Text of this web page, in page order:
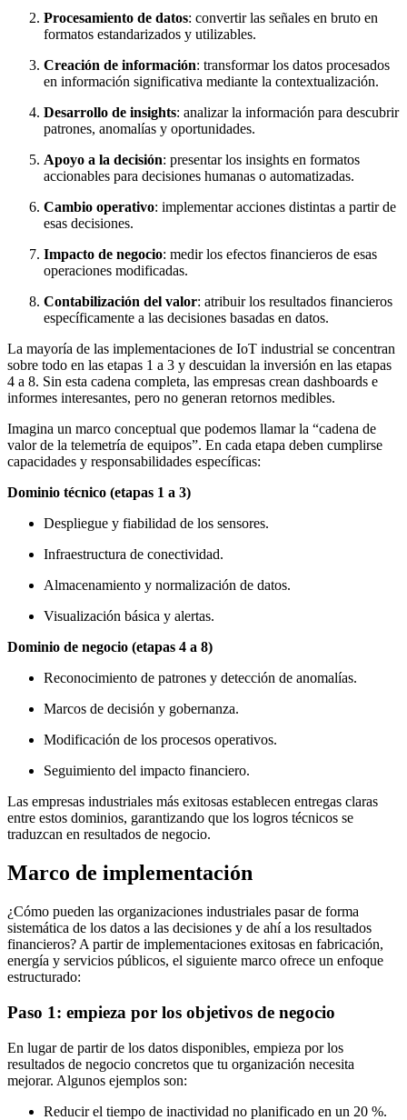
Procesamiento de datos: convertir las señales en bruto en
formatos estandarizados y utilizables.
Creación de información: transformar los datos procesados
en información significativa mediante la contextualización.
Desarrollo de insights: analizar la información para descubrir
patrones, anomalías y oportunidades.
Apoyo a la decisión: presentar los insights en formatos
accionables para decisiones humanas o automatizadas.
Cambio operativo: implementar acciones distintas a partir de
esas decisiones.
Impacto de negocio: medir los efectos financieros de esas
operaciones modificadas.
Contabilización del valor: atribuir los resultados financieros
específicamente a las decisiones basadas en datos.
La mayoría de las implementaciones de IoT industrial se concentran
sobre todo en las etapas 1 a 3 y descuidan la inversión en las etapas
4 a 8. Sin esta cadena completa, las empresas crean dashboards e
informes interesantes, pero no generan retornos medibles.
Imagina un marco conceptual que podemos llamar la “cadena de
valor de la telemetría de equipos”. En cada etapa deben cumplirse
capacidades y responsabilidades específicas:
Dominio técnico (etapas 1 a 3)
Despliegue y fiabilidad de los sensores.
Infraestructura de conectividad.
Almacenamiento y normalización de datos.
Visualización básica y alertas.
Dominio de negocio (etapas 4 a 8)
Reconocimiento de patrones y detección de anomalías.
Marcos de decisión y gobernanza.
Modificación de los procesos operativos.
Seguimiento del impacto financiero.
Las empresas industriales más exitosas establecen entregas claras
entre estos dominios, garantizando que los logros técnicos se
traduzcan en resultados de negocio.
Marco de implementación
¿Cómo pueden las organizaciones industriales pasar de forma
sistemática de los datos a las decisiones y de ahí a los resultados
financieros? A partir de implementaciones exitosas en fabricación,
energía y servicios públicos, el siguiente marco ofrece un enfoque
estructurado:
Paso 1: empieza por los objetivos de negocio
En lugar de partir de los datos disponibles, empieza por los
resultados de negocio concretos que tu organización necesita
mejorar. Algunos ejemplos son:
Reducir el tiempo de inactividad no planificado en un 20 %.